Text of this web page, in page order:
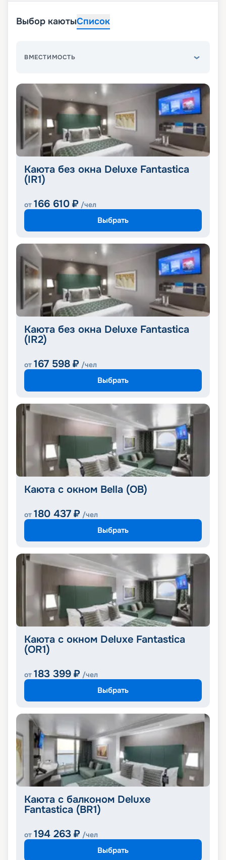
Выбор каютыСписок
ВМЕСТИМОСТЬ
Каюта без окна Deluxe Fantastica
(IR1)
от 166 610 ₽ /чел
Выбрать
Каюта без окна Deluxe Fantastica
(IR2)
от 167 598 ₽ /чел
Выбрать
Каюта с окном Bella (OB)
от 180 437 ₽ /чел
Выбрать
Каюта с окном Deluxe Fantastica
(OR1)
от 183 399 ₽ /чел
Выбрать
Каюта с балконом Deluxe
Fantastica (BR1)
от 194 263 ₽ /чел
Выбрать